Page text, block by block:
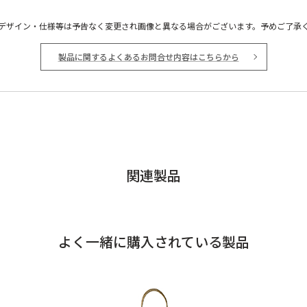
イン・仕様等は予告なく変更され画像と異なる場合がございます。予めご了承く
製品に関するよくあるお問合せ内容はこちらから
関連製品
よく一緒に購入されている製品